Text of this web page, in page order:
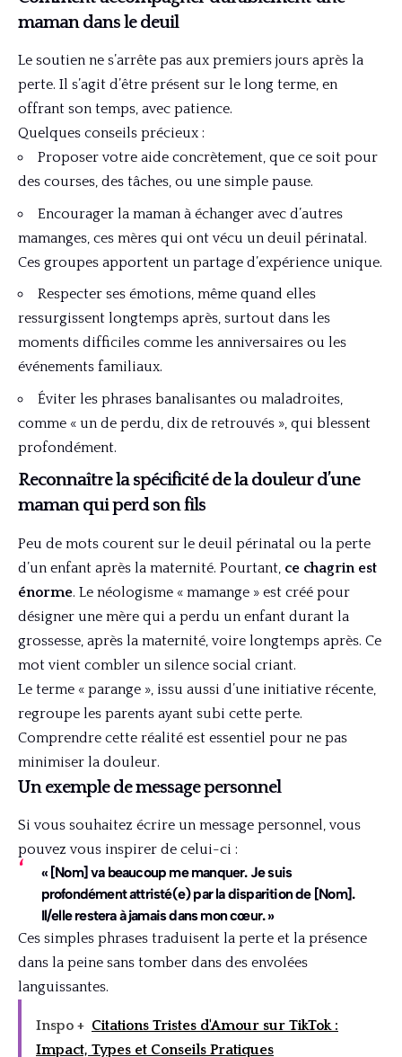
maman dans le deuil
Le soutien ne s’arrête pas aux premiers jours après la
perte. Il s’agit d’être présent sur le long terme, en
offrant son temps, avec patience.
Quelques conseils précieux :
Proposer votre aide concrètement, que ce soit pour
des courses, des tâches, ou une simple pause.
Encourager la maman à échanger avec d’autres
mamanges, ces mères qui ont vécu un deuil périnatal.
Ces groupes apportent un partage d’expérience unique.
Respecter ses émotions, même quand elles
ressurgissent longtemps après, surtout dans les
moments difficiles comme les anniversaires ou les
événements familiaux.
Éviter les phrases banalisantes ou maladroites,
comme « un de perdu, dix de retrouvés », qui blessent
profondément.
Reconnaître la spécificité de la douleur d’une
maman qui perd son fils
Peu de mots courent sur le deuil périnatal ou la perte
d’un enfant après la maternité. Pourtant, ce chagrin est
énorme. Le néologisme « mamange » est créé pour
désigner une mère qui a perdu un enfant durant la
grossesse, après la maternité, voire longtemps après. Ce
mot vient combler un silence social criant.
Le terme « parange », issu aussi d’une initiative récente,
regroupe les parents ayant subi cette perte.
Comprendre cette réalité est essentiel pour ne pas
minimiser la douleur.
Un exemple de message personnel
Si vous souhaitez écrire un message personnel, vous
pouvez vous inspirer de celui-ci :
« [Nom] va beaucoup me manquer. Je suis
profondément attristé(e) par la disparition de [Nom].
Il/elle restera à jamais dans mon cœur. »
Ces simples phrases traduisent la perte et la présence
dans la peine sans tomber dans des envolées
languissantes.
Inspo + Citations Tristes d'Amour sur TikTok :
Impact, Types et Conseils Pratiques